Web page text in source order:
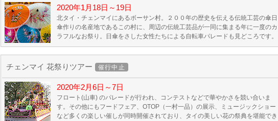
2020年1月18日～19日
北タイ・チェンマイにあるボーサン村。２００年の歴史を伝える伝統工芸の傘日
傘作りの名産地であるこの村に、周辺の伝統工芸品が一同に集まる年に一度のカ
ラフルなお祭り。日傘をさした女性たちによる自転車パレードも見どころです。
チェンマイ 花祭りツアー 催行中止
2020年2月6日～7日
フロート(山車) のパレードが行われ、コンテストなどで華やかさを競い合いま
す。その他にもフードフェア、OTOP（一村一品）の展示、ミュージックショー
など多くの楽しい催しが同時開催されており、タイの美しい花の祭典を堪能でき